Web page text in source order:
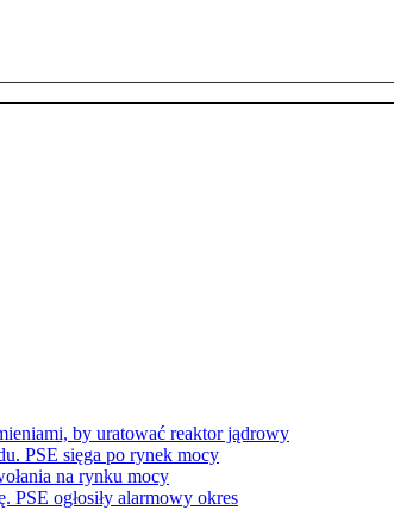
by uratować reaktor jądrowy
PSE sięga po rynek mocy
na rynku mocy
ogłosiły alarmowy okres